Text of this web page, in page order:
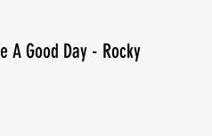
A Good Day - Rocky